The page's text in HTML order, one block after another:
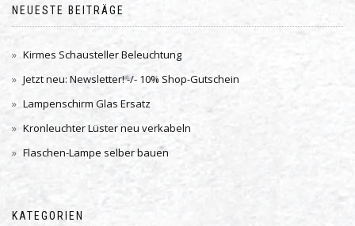
NEUESTE BEITRÄGE
Kirmes Schausteller Beleuchtung
Jetzt neu: Newsletter! -/- 10% Shop-Gutschein
Lampenschirm Glas Ersatz
Kronleuchter Lüster neu verkabeln
Flaschen-Lampe selber bauen
KATEGORIEN